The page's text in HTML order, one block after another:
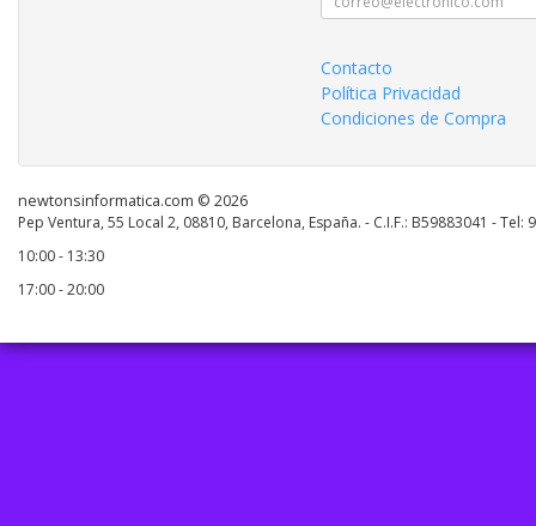
Contacto
Política Privacidad
Condiciones de Compra
newtonsinformatica.com © 2026
Pep Ventura, 55 Local 2, 08810, Barcelona, España. - C.I.F.: B59883041 - Tel:
10:00 - 13:30
17:00 - 20:00